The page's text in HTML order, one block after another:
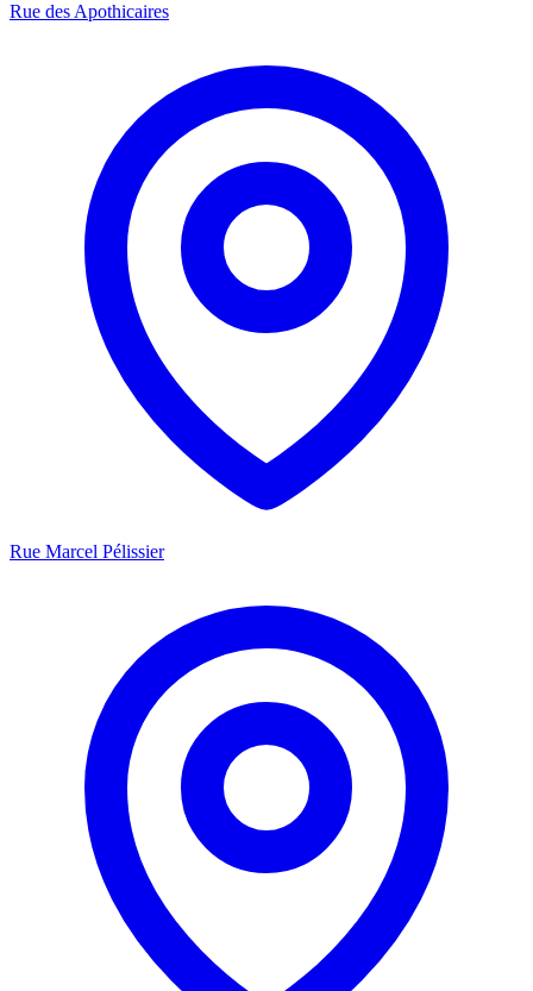
Rue des Apothicaires
Rue Marcel Pélissier